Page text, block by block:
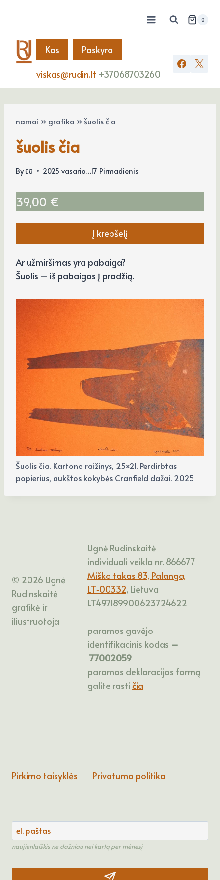
0
Kas Paskyra
viskas@rudin.lt +37068703260
namai » grafika » šuolis čia
šuolis čia
By ūū 2025 vasario…17 Pirmadienis
39,00 €
Į krepšelį
Ar užmiršimas yra pabaiga?
Šuolis – iš pabaigos į pradžią.
Šuolis čia. Kartono raižinys, 25×21. Perdirbtas
popierius, aukštos kokybės Cranfield dažai. 2025
© 2026 Ugnė
Rudinskaitė
grafikė ir
iliustruotoja
Ugnė Rudinskaitė
individuali veikla nr. 866677
Miško takas 83, Palanga,
LT‑00332, Lietuva
LT497189900623724622
paramos gavėjo
identifikacinis kodas –
77002059
paramos deklaracijos formą
galite rasti čia
Pirkimo taisyklės Privatumo politika
naujienlaiškis ne dažniau nei kartą per mėnesį